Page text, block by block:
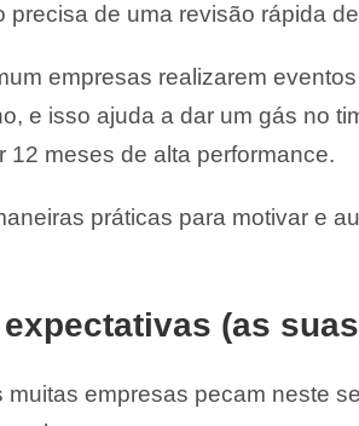
precisa de uma revisão rápida
empresas realizarem
e isso ajuda a dar um gás no
12 meses de alta performance.
práticas para motivar e
(as
muitas empresas pecam neste